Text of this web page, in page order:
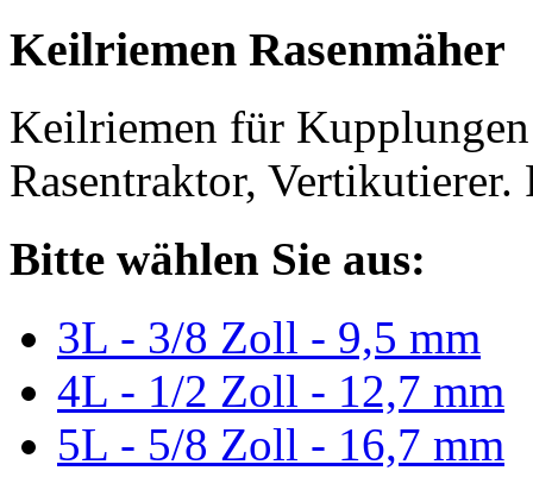
Keilriemen Rasenmäher
Keilriemen für Kupplungen
Rasentraktor,
Bitte wählen Sie aus:
3L - 3/8 Zoll - 9,5 mm
4L - 1/2 Zoll - 12,7 mm
5L - 5/8 Zoll - 16,7 mm